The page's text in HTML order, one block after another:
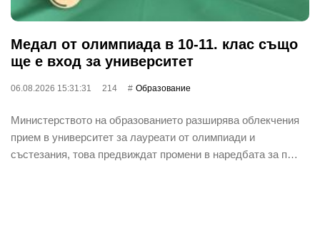
Медал от олимпиада в 10-11. клас също
ще е вход за университет
06.08.2026 15:31:31 214 Oбразование
Министерството на образованието разширява облекчения
прием в университет за лауреати от олимпиади и
състезания, това предвиждат промени в наредбата за п…